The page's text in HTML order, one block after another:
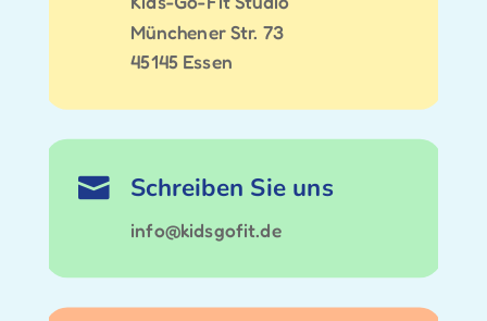
Münchener Str. 73
45145 Essen
 Schreiben Sie uns
info@kidsgofit.de